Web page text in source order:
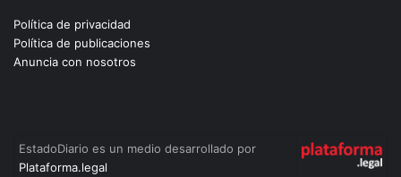
Política de privacidad
Política de publicaciones
Anuncia con nosotros
EstadoDiario es un medio desarrollado por
Plataforma.legal